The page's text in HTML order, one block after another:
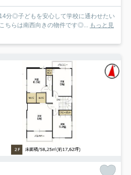
分◎子どもを安心して学校に通わせたい
ちらは南西向きの物件です◎... もっと見